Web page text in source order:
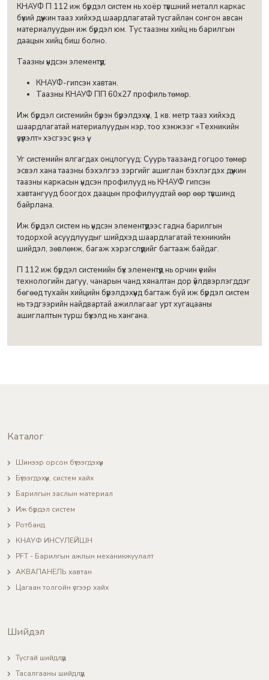
КНАУФ П 112 иж бүрдэл систем нь хоёр түвшний металл каркас
бүхий дүүжин тааз хийхэд шаардлагатай тусгайлан сонгон авсан
материалуудын иж бүрдэл юм. Тус таазны хийц нь барилгын
даацын хийц биш болно.
Таазны үндсэн элементүүд:
КНАУФ-гипсэн хавтан.
Таазны КНАУФ ПП 60х27 профиль төмөр.
Иж бүрдэл системийн бүрэн бүрэлдэхүүн, 1 кв. метр тааз хийхэд
шаардлагатай материалуудын нэр, тоо хэмжээг «Техникийн
үзүүлэлт» хэсгээс үзнэ үү.
Уг системийн ялгагдах онцлогууд: Суурь таазанд гогцоо төмөр
эсвэл хана таазны бэхэлгээ зэргийг ашиглан бэхлэгдэх дүүжин
таазны каркасын үндсэн профилууд нь КНАУФ гипсэн
хавтангууд боогдох даацын профилуудтай өөр өөр түвшинд
байрлана.
Иж бүрдэл систем нь үндсэн элементүүдээс гадна барилгын
тодорхой асуудлуудыг шийдхэд шаардлагатай техникийн
шийдэл, зөвлөмж, багаж хэрэгслүүдийг багтааж байдаг.
П 112 иж бүрдэл системийн бүх элементүүд нь орчин үеийн
технологийн дагуу, чанарын чанд хяналтан дор үйлдвэрлэгддэг
бөгөөд тухайн хийцийн бүрэлдэхүүнд багтаж буй иж бүрдэл систем
нь тэдгээрийн найдвартай ажиллагааг урт хугацааны
ашиглалтын турш бүхэлд нь хангана.
Каталог
Шинээр орсон бүтээгдэхүүн
Бүтээгдэхүүн, систем хайх
Барилгын заслын материал
Иж бүрдэл систем
Ротбанд
КНАУФ ИНСУЛЕЙШН
PFT - Барилгын ажлын механикжуулалт
АКВАПАНЕЛЬ хавтан
Цагаан толгойн үсгээр хайх
Шийдэл
Тусгай шийдлүүд
Тасалгааны шийдлүүд